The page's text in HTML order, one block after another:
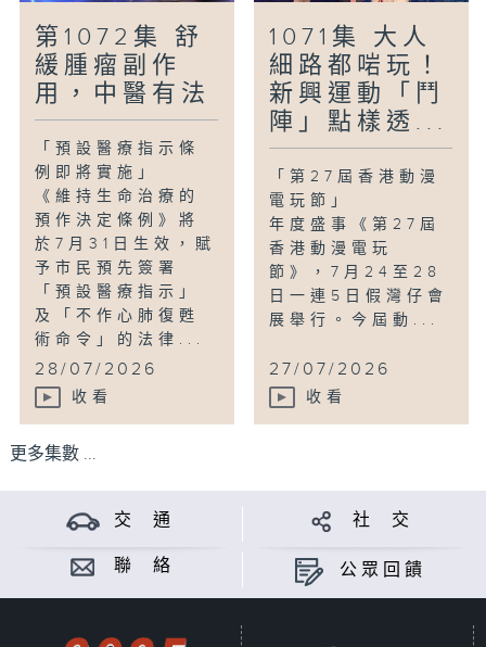
第1072集 舒
緩腫瘤副作
用，中醫有法
「預設醫療指示條
例即將實施」
《維持生命治療的
預作決定條例》將
於7月31日生效，賦
予市民預先簽署
「預設醫療指示」
及「不作心肺復甦
術命令」的法律...
28/07/2026
收看
1071集 大人
細路都啱玩！
新興運動「鬥
陣」點樣透...
「第27屆香港動漫
電玩節」
年度盛事《第27屆
香港動漫電玩
節》，7月24至28
日一連5日假灣仔會
展舉行。今屆動...
27/07/2026
收看
更多集數 ...
交 通 社 交
聯 絡 公眾回饋